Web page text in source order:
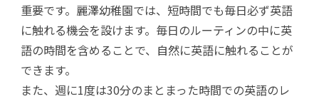
重要です。麗澤幼稚園では、短時間でも毎日必ず英語
に触れる機会を設けます。毎日のルーティンの中に英
語の時間を含めることで、自然に英語に触れることが
できます。
また、週に1度は30分のまとまった時間での英語のレ